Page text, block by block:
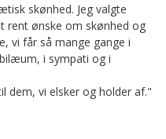
skønhed. Jeg valgte
rent ønske om skønhed og
vi får så mange gange i
i sympati og i
dem, vi elsker og holder af."